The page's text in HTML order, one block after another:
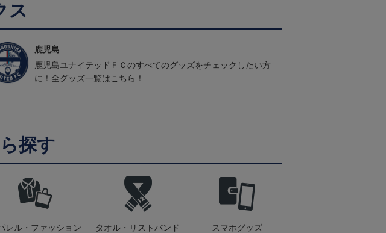
ス
鹿児島
鹿児島ユナイテッドＦＣのすべてのグッズをチェックしたい方
に！全グッズ一覧はこちら！
探す
レル・ファッション タオル・リストバンド スマホグッズ